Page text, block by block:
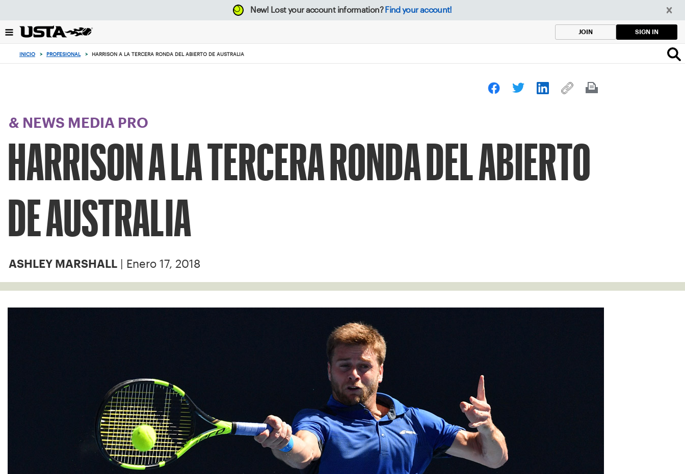
el
botón
New! Lost your account information? Find your account!
JOIN SIGN IN
INICIO > PROFESIONAL > HARRISON A LA TERCERA RONDA DEL ABIERTO DE AUSTRALIA
& NEWS MEDIA PRO
HARRISON A LA TERCERA RONDA DEL ABIERTO
DE AUSTRALIA
ASHLEY MARSHALL | Enero 17, 2018